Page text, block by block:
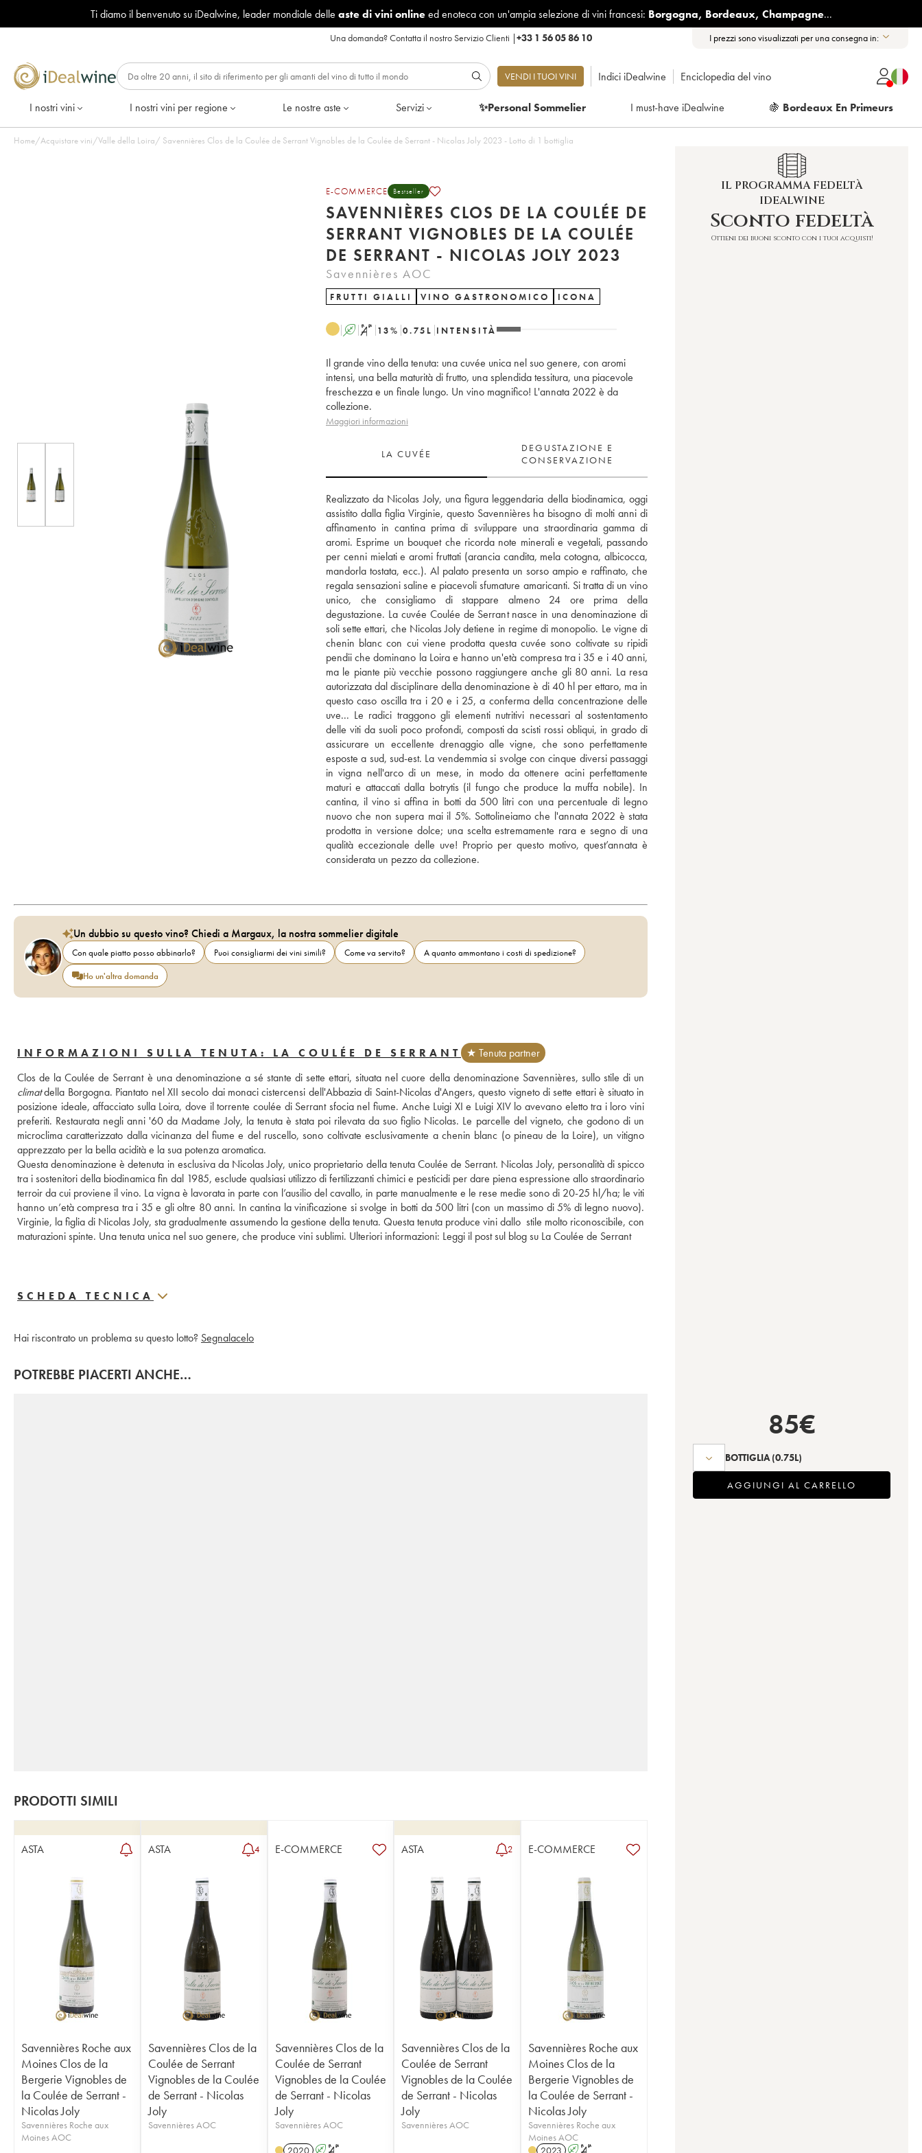
Ti diamo il benvenuto su iDealwine, leader mondiale delle aste di vini onlineed enoteca con un'ampia selezione di vini francesi: Borgogna, Bordeaux, Champagne...
Una domanda?Contatta il nostro Servizio Clienti |+33 1 56 05 86 10 I prezzi sono visualizzati per una consegna in:
VENDI I TUOI VINI Indici iDealwine Enciclopedia del vino
I nostri vini I nostri vini per regione Le nostre aste Servizi ✨Personal Sommelier I must-have iDealwine 🍇 Bordeaux En Primeurs
Home/Acquistare vini/Valle della Loira/ Savennières Clos de la Coulée de Serrant Vignobles de la Coulée de Serrant - Nicolas Joly 2023 - Lotto di 1 bottiglia
E-COMMERCE Bestseller
SAVENNIÈRES CLOS DE LA COULÉE DE
SERRANT VIGNOBLES DE LA COULÉE
DE SERRANT - NICOLAS JOLY 2023
Savennières AOC
FRUTTI GIALLI VINO GASTRONOMICO ICONA
A S 13% 0.75 L INTENSITÀ
Il grande vino della tenuta: una cuvée unica nel suo genere, con aromi
intensi, una bella maturità di frutto, una splendida tessitura, una piacevole
freschezza e un finale lungo. Un vino magnifico! L'annata 2022 è da
collezione.
Maggiori informazioni
LA CUVÉE
DEGUSTAZIONE E
CONSERVAZIONE
Realizzato da Nicolas Joly, una figura leggendaria della biodinamica, oggi
assistito dalla figlia Virginie, questo Savennières ha bisogno di molti anni di
affinamento in cantina prima di sviluppare una straordinaria gamma di
aromi. Esprime un bouquet che ricorda note minerali e vegetali, passando
per cenni mielati e aromi fruttati (arancia candita, mela cotogna, albicocca,
mandorla tostata, ecc.). Al palato presenta un sorso ampio e raffinato, che
regala sensazioni saline e piacevoli sfumature amaricanti. Si tratta di un vino
unico, che consigliamo di stappare almeno 24 ore prima della
degustazione. La cuvée Coulée de Serrant nasce in una denominazione di
soli sette ettari, che Nicolas Joly detiene in regime di monopolio. Le vigne di
chenin blanc con cui viene prodotta questa cuvée sono coltivate su ripidi
pendii che dominano la Loira e hanno un'età compresa tra i 35 e i 40 anni,
ma le piante più vecchie possono raggiungere anche gli 80 anni. La resa
autorizzata dal disciplinare della denominazione è di 40 hl per ettaro, ma in
questo caso oscilla tra i 20 e i 25, a conferma della concentrazione delle
uve... Le radici traggono gli elementi nutritivi necessari al sostentamento
delle viti da suoli poco profondi, composti da scisti rossi obliqui, in grado di
assicurare un eccellente drenaggio alle vigne, che sono perfettamente
esposte a sud, sud-est. La vendemmia si svolge con cinque diversi passaggi
in vigna nell'arco di un mese, in modo da ottenere acini perfettamente
maturi e attaccati dalla botrytis (il fungo che produce la muffa nobile). In
cantina, il vino si affina in botti da 500 litri con una percentuale di legno
nuovo che non supera mai il 5%. Sottolineiamo che l'annata 2022 è stata
prodotta in versione dolce; una scelta estremamente rara e segno di una
qualità eccezionale delle uve! Proprio per questo motivo, quest’annata è
considerata un pezzo da collezione.
Un dubbio su questo vino? Chiedi a Margaux, la nostra sommelier digitale
Con quale piatto posso abbinarlo? Puoi consigliarmi dei vini simili? Come va servito?
A quanto ammontano i costi di spedizione?
Ho un'altra domanda
INFORMAZIONI SULLA TENUTA: LA COULÉE DE SERRANT
★ Tenuta partner
climat della Borgogna. Piantato nel XII secolo dai monaci cistercensi dell'Abbazia di Saint-Nicolas d'Angers, questo vigneto di sette ettari è situato in
posizione ideale, affacciato sulla Loira, dove il torrente coulée di Serrant sfocia nel fiume. Anche Luigi XI e Luigi XIV lo avevano eletto tra i loro vini
preferiti. Restaurata negli anni '60 da Madame Joly, la tenuta è stata poi rilevata da suo figlio Nicolas. Le parcelle del vigneto, che godono di un
microclima caratterizzato dalla vicinanza del fiume e del ruscello, sono coltivate esclusivamente a chenin blanc (o pineau de la Loire), un vitigno
apprezzato per la bella acidità e la sua potenza aromatica.
Questa denominazione è detenuta in esclusiva da Nicolas Joly, unico proprietario della tenuta Coulée de Serrant. Nicolas Joly, personalità di spicco
tra i sostenitori della biodinamica fin dal 1985, esclude qualsiasi utilizzo di fertilizzanti chimici e pesticidi per dare piena espressione allo straordinario
terroir da cui proviene il vino. La vigna è lavorata in parte con l’ausilio del cavallo, in parte manualmente e le rese medie sono di 20-25 hl/ha; le viti
hanno un’età compresa tra i 35 e gli oltre 80 anni. In cantina la vinificazione si svolge in botti da 500 litri (con un massimo di 5% di legno nuovo).
Virginie, la figlia di Nicolas Joly, sta gradualmente assumendo la gestione della tenuta. Questa tenuta produce vini dallo  stile molto riconoscibile, con
maturazioni spinte. Una tenuta unica nel suo genere, che produce vini sublimi. Ulteriori informazioni: Leggi il post sul blog su La Coulée de Serrant
SCHEDA TECNICA
Hai riscontrato un problema su questo lotto? Segnalacelo
POTREBBE PIACERTI ANCHE…
PRODOTTI SIMILI
ASTA
Savennières Roche aux
Moines Clos de la
Bergerie Vignobles de
la Coulée de Serrant -
Nicolas Joly
Savennières Roche aux
Moines AOC
ASTA 4
Savennières Clos de la
Coulée de Serrant
Vignobles de la Coulée
de Serrant - Nicolas
Joly
Savennières AOC
E-COMMERCE
Savennières Clos de la
Coulée de Serrant
Vignobles de la Coulée
de Serrant - Nicolas
Joly
Savennières AOC
2020 A S
ASTA 2
Savennières Clos de la
Coulée de Serrant
Vignobles de la Coulée
de Serrant - Nicolas
Joly
Savennières AOC
E-COMMERCE
Savennières Roche aux
Moines Clos de la
Bergerie Vignobles de
la Coulée de Serrant -
Nicolas Joly
Savennières Roche aux
Moines AOC
2023 A S
IL PROGRAMMA FEDELTÀ
IDEALWINE
Sconto fedeltà
Ottieni dei buoni sconto con i tuoi acquisti!
85€
BOTTIGLIA (0.75L)
AGGIUNGI AL CARRELLO